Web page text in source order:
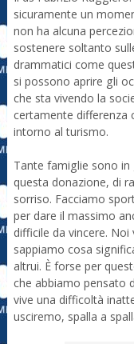
sicuramente un
non ha alcuna
sostenere soltanto
drammatici come
si possono aprire gli
che sta vivendo la
certamente differenza
intorno al turismo.
Tante famiglie sono
questa donazione, di
sorriso. Facciamo
per dare il massimo
difficile da vincere.
sappiamo cosa
altrui. È forse per
che abbiamo pensato
vive una difficoltà
usciremo, spalla a